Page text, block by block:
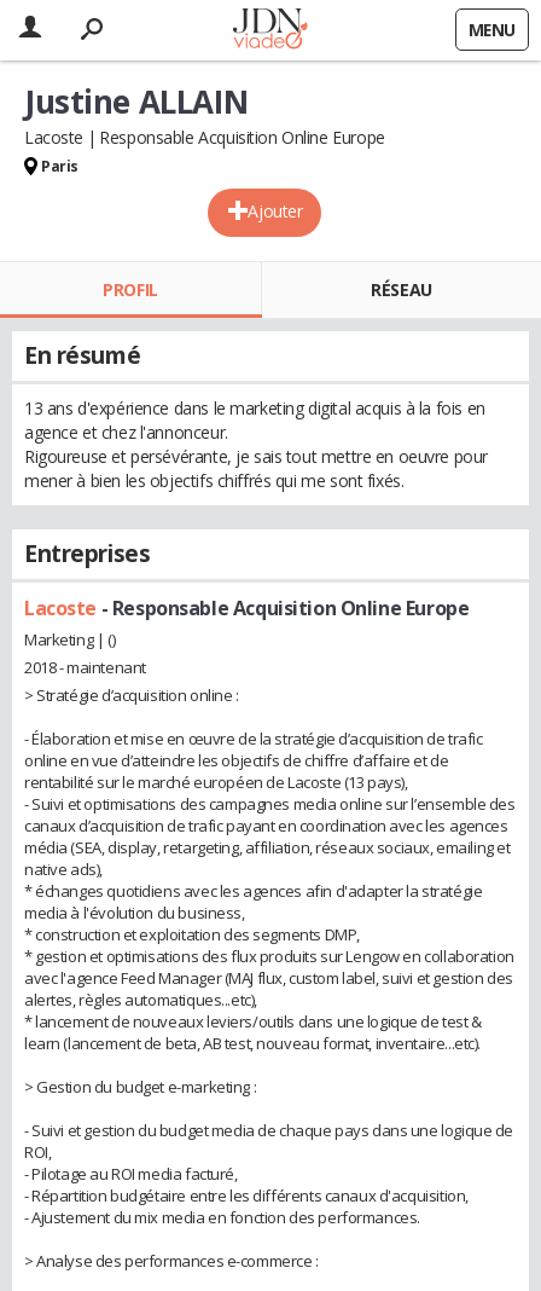
MENU
Ajouter
Justine ALLAIN
Lacoste Responsable Acquisition Online Europe
Paris
PROFIL RÉSEAU
En résumé
13 ans d'expérience dans le marketing digital acquis à la fois en
agence et chez l'annonceur.
Rigoureuse et persévérante, je sais tout mettre en oeuvre pour
mener à bien les objectifs chiffrés qui me sont fixés.
Entreprises
Lacoste - Responsable Acquisition Online Europe
Marketing | ()
2018 - maintenant
> Stratégie d’acquisition online :
- Élaboration et mise en œuvre de la stratégie d’acquisition de trafic
online en vue d’atteindre les objectifs de chiffre d’affaire et de
rentabilité sur le marché européen de Lacoste (13 pays),
- Suivi et optimisations des campagnes media online sur l’ensemble des
canaux d’acquisition de trafic payant en coordination avec les agences
média (SEA, display, retargeting, affiliation, réseaux sociaux, emailing et
native ads),
* échanges quotidiens avec les agences afin d'adapter la stratégie
media à l'évolution du business,
* construction et exploitation des segments DMP,
* gestion et optimisations des flux produits sur Lengow en collaboration
avec l'agence Feed Manager (MAJ flux, custom label, suivi et gestion des
alertes, règles automatiques...etc),
* lancement de nouveaux leviers/outils dans une logique de test &
learn (lancement de beta, AB test, nouveau format, inventaire...etc).
> Gestion du budget e-marketing :
- Suivi et gestion du budget media de chaque pays dans une logique de
ROI,
- Pilotage au ROI media facturé,
- Répartition budgétaire entre les différents canaux d'acquisition,
- Ajustement du mix media en fonction des performances.
> Analyse des performances e-commerce :